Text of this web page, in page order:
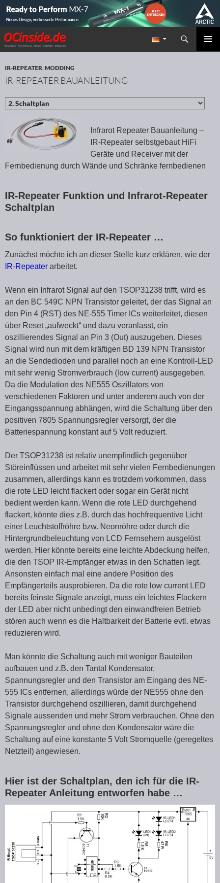
Redaktion ocinside.de PC Hardware Portal
Suchen
ZUM INHALT SPRINGEN
IR-REPEATER,MODDING
IR-REPEATER BAUANLEITUNG
Infrarot Repeater Bauanleitung –
IR-Repeater selbstgebaut HiFi
Geräte und Receiver mit der
Fernbedienung durch Wände und Schränke fernbedienen
IR-Repeater Funktion und Infrarot-Repeater
Schaltplan
So funktioniert der IR-Repeater …
Zunächst möchte ich an dieser Stelle kurz erklären, wie der
IR-Repeater arbeitet.
Wenn ein Infrarot Signal auf den TSOP31238 trifft, wird es
an den BC 549C NPN Transistor geleitet, der das Signal an
den Pin 4 (RST) des NE-555 Timer ICs weiterleitet, diesen
über Reset „aufweckt“ und dazu veranlasst, ein
oszillierendes Signal an Pin 3 (Out) auszugeben. Dieses
Signal wird nun mit dem kräftigen BD 139 NPN Transistor
an die Sendedioden und parallel noch an eine Kontroll-LED
mit sehr wenig Stromverbrauch (low current) ausgegeben.
Da die Modulation des NE555 Oszillators von
verschiedenen Faktoren und unter anderem auch von der
Eingangsspannung abhängen, wird die Schaltung über den
positiven 7805 Spannungsregler versorgt, der die
Batteriespannung konstant auf 5 Volt reduziert.
Der TSOP31238 ist relativ unempfindlich gegenüber
Störeinflüssen und arbeitet mit sehr vielen Fernbedienungen
zusammen, allerdings kann es trotzdem vorkommen, dass
die rote LED leicht flackert oder sogar ein Gerät nicht
bedient werden kann. Wenn die rote LED durchgehend
flackert, könnte dies z.B. durch das hochfrequentive Licht
einer Leuchtstoffröhre bzw. Neonröhre oder durch die
Hintergrundbeleuchtung von LCD Fernsehern ausgelöst
werden. Hier könnte bereits eine leichte Abdeckung helfen,
die den TSOP IR-Empfänger etwas in den Schatten legt.
Ansonsten einfach mal eine andere Position des
Empfängerteils ausprobieren. Da die rote low current LED
bereits feinste Signale anzeigt, muss ein leichtes Flackern
der LED aber nicht unbedingt den einwandfreien Betrieb
stören auch wenn es die Haltbarkeit der Batterie evtl. etwas
reduzieren wird.
Man könnte die Schaltung auch mit weniger Bauteilen
aufbauen und z.B. den Tantal Kondensator,
Spannungsregler und den Transistor am Eingang des NE-
555 ICs entfernen, allerdings würde der NE555 ohne den
Transistor durchgehend oszillieren, damit durchgehend
Signale aussenden und mehr Strom verbrauchen. Ohne den
Spannungsregler und ohne den Kondensator wäre die
Schaltung auf eine konstante 5 Volt Stromquelle (geregeltes
Netzteil) angewiesen.
Hier ist der Schaltplan, den ich für die IR-
Repeater Anleitung entworfen habe …